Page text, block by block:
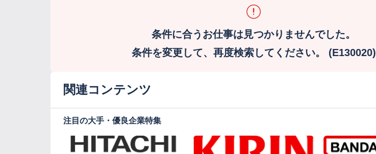
条件に合うお仕事は見つかりませんでした。
条件を変更して、再度検索してください。 (E130020)
関連コンテンツ
注目の大手・優良企業特集